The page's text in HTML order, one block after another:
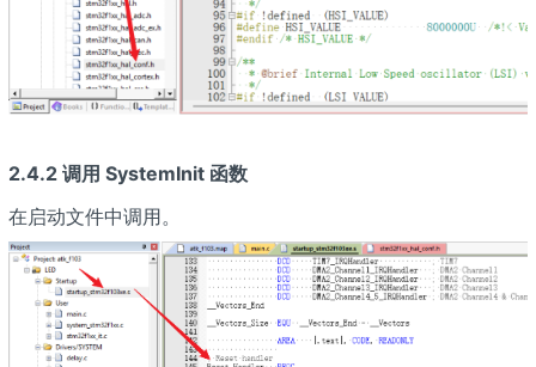
2.4.2 调用 SystemInit 函数
在启动文件中调用。